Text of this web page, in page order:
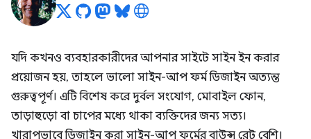
যদি কখনও ব্যবহারকারীদের আপনার সাইটে সাইন ইন করার
প্রয়োজন হয়, তাহলে ভালো সাইন-আপ ফর্ম ডিজাইন অত্যন্ত
গুরুত্বপূর্ণ। এটি বিশেষ করে দুর্বল সংযোগ, মোবাইল ফোন,
তাড়াহুড়ো বা চাপের মধ্যে থাকা ব্যক্তিদের জন্য সত্য।
খারাপভাবে ডিজাইন করা সাইন-আপ ফর্মের বাউন্স রেট বেশি।